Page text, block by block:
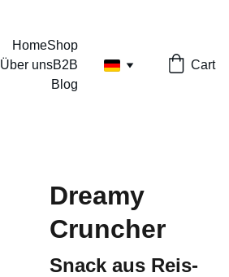
HomeShop
Über unsB2B
Blog
Cart
Dreamy
Cruncher
Snack aus Reis-